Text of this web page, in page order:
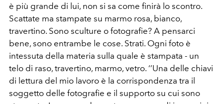
è più grande di lui, non si sa come finirà lo scontro.
Scattate ma stampate su marmo rosa, bianco,
travertino. Sono sculture o fotografie? A pensarci
bene, sono entrambe le cose. Strati. Ogni foto è
intessuta della materia sulla quale è stampata - un
telo di raso, travertino, marmo, vetro. ‘’Una delle chiavi
di lettura del mio lavoro è la corrispondenza tra il
soggetto delle fotografie e il supporto su cui sono